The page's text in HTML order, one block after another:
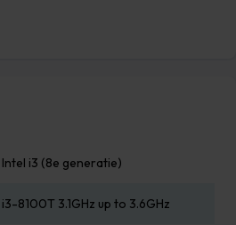
Intel i3 (8e generatie)
i3-8100T 3.1GHz up to 3.6GHz